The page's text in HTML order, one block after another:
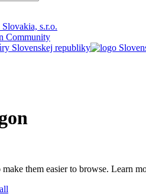
s.r.o.
Community
them easier to browse. Learn